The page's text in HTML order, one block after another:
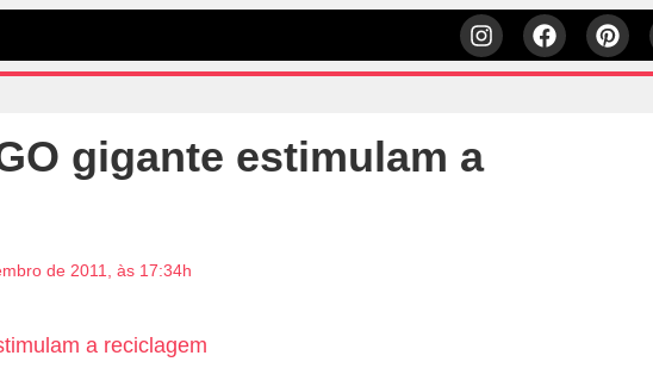
gigante estimulam a
de 2011, às 17:34h